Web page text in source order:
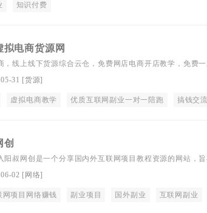
知识付费
拟电商货源网
，线上线下货源综合云仓，免费网店电商开店教学，免费
更新合集，全网网赚项目整合
31 [货源]
虚拟电商教学 优质互联网副业一对一陪跑 搞钱交流
创
阳叔网创是一个分享国内外互联网项目教程资源的网站，旨
术\心得\经验\网赚工具\资源\教程
02 [网络]
网项目网络赚钱 副业项目 国外副业 互联网副业